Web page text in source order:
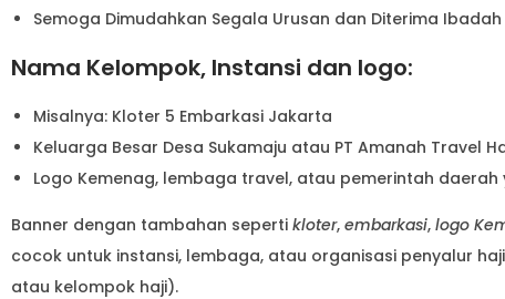
Semoga Dimudahkan Segala Urusan dan Diterima Ibadah
Nama Kelompok, Instansi dan logo:
Misalnya: Kloter 5 Embarkasi Jakarta
Keluarga Besar Desa Sukamaju atau PT Amanah Travel
Logo Kemenag, lembaga travel, atau pemerintah
Banner dengan tambahan seperti kloter, embarkasi, logo
cocok untuk instansi, lembaga, atau organisasi penyalur
atau kelompok haji).